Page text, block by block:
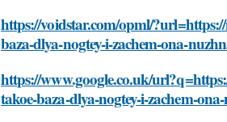
https://voidstar.com/opml/
baza-dlya-nogtey-i-zachem-ona-
https://www.google.co.uk/
takoe-baza-dlya-nogtey-i-zachem-